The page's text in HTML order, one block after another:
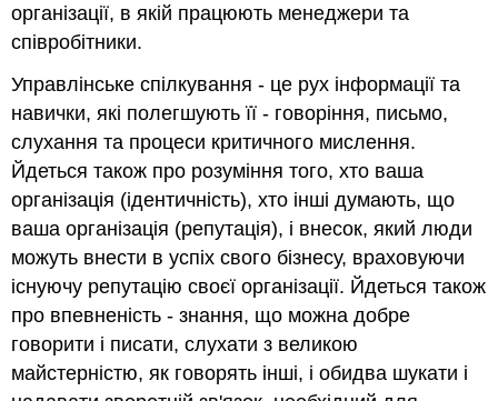
організації, в якій працюють менеджери та
співробітники.
Управлінське спілкування - це рух інформації та
навички, які полегшують її - говоріння, письмо,
слухання та процеси критичного мислення.
Йдеться також про розуміння того, хто ваша
організація (ідентичність), хто інші думають, що
ваша організація (репутація), і внесок, який люди
можуть внести в успіх свого бізнесу, враховуючи
існуючу репутацію своєї організації. Йдеться також
про впевненість - знання, що можна добре
говорити і писати, слухати з великою
майстерністю, як говорять інші, і обидва шукати і